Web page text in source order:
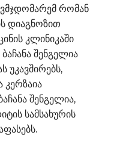
რომან
დიაგნოზით
კლინიკაში
შენგელია
კერზაია
შენგელია,
სამსახურის